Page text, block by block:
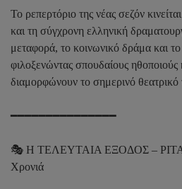
Το ρεπερτόριο της νέας σεζόν
και τη σύγχρονη ελληνική
μεταφορά, το κοινωνικό δράμα και το
φιλοξενώντας σπουδαίους ηθοποιούς
διαμορφώνουν το σημερινό θεατρικό
━━━━━━━━━━━━━━━
🎭 Η ΤΕΛΕΥΤΑΙΑ ΕΞΟΔΟΣ –
Χρονιά